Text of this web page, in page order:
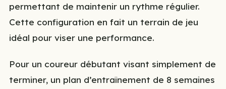
permettant de maintenir un rythme régulier.
Cette configuration en fait un terrain de jeu
idéal pour viser une performance.
Pour un coureur débutant visant simplement de
terminer, un plan d’entraînement de 8 semaines